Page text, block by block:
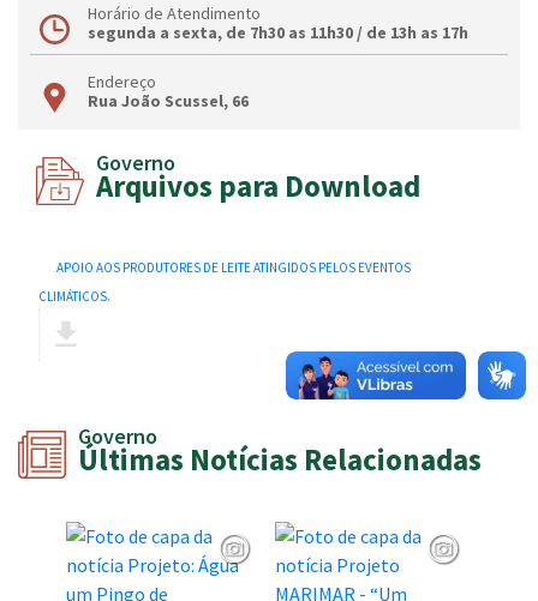
Horário de Atendimento
segunda a sexta, de 7h30 as 11h30 / de 13h as 17h
Endereço
Rua João Scussel, 66
Governo
Arquivos para Download
APOIO AOS PRODUTORES DE LEITE ATINGIDOS PELOS EVENTOS
CLIMÁTICOS.
Governo
Últimas Notícias Relacionadas